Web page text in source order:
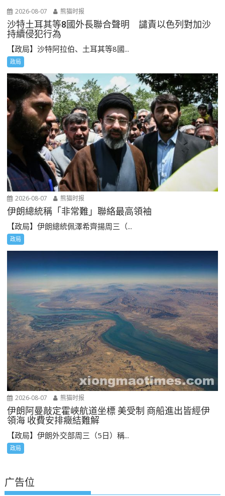
2026-08-07 熊猫时报
沙特土耳其等8國外長聯合聲明 譴責以色列對加沙
持續侵犯行為
【政局】沙特阿拉伯、土耳其等8國...
政局
2026-08-07 熊猫时报
伊朗總統稱「非常難」聯絡最高領袖
【政局】伊朗總統佩澤希齊揚周三（...
政局
2026-08-07 熊猫时报
伊朗阿曼敲定霍峽航道坐標 美受制 商船進出皆經伊
領海 收費安排癥結難解
【政局】伊朗外交部周三（5日）稱...
政局
广告位